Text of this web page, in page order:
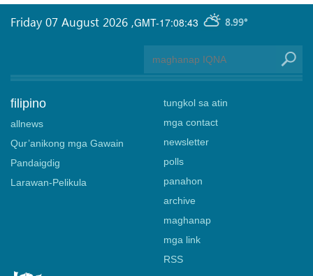
GMT-17:08:43 8.99°
Friday 07 August 2026 ,
filipino
allnews
Qur’anikong mga Gawain
Pandaigdig
Larawan-Pelikula
tungkol sa atin
mga contact
newsletter
polls
panahon
archive
maghanap
mga link
RSS